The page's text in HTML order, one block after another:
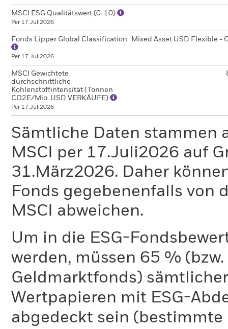
MSCI ESG Qualitätswert (0-10)
Per 17.Juli2026
Fonds Lipper Global Classification
Per 17.Juli2026
Mixed Asset USD Flexible -
MSCI Gewichtete
durchschnittliche
Kohlenstoffintensität (Tonnen
CO2E/Mio. USD VERKÄUFE)
Per 17.Juli2026
Sämtliche Daten stammen
MSCI per 17.Juli2026 auf
31.März2026. Daher
Fonds gegebenenfalls von
MSCI abweichen.
Um in die ESG-
werden, müssen 65 %
Geldmarktfonds)
Wertpapieren mit ESG-
abgedeckt sein